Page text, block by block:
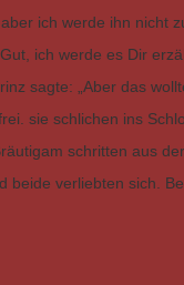
ich werde ihn nicht
ich werde es Dir
sagte: „Aber das
sie schlichen ins
schritten aus
beide verliebten sich.